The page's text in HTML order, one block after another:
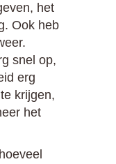
het
Ook heb
snel op,
erg
krijgen,
het